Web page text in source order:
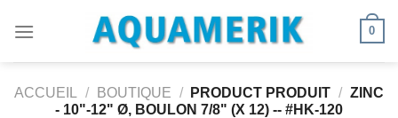
0
ACCUEIL / BOUTIQUE / PRODUCT PRODUIT / ZINC
- 10"-12" Ø, BOULON 7/8" (X 12) -- #HK-120